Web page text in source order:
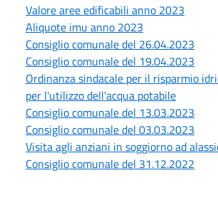
Valore aree edificabili anno 2023
Aliquote imu anno 2023
Consiglio comunale del 26.04.2023
Consiglio comunale del 19.04.2023
Ordinanza sindacale per il risparmio
per l'utilizzo dell'acqua potabile
Consiglio comunale del 13.03.2023
Consiglio comunale del 03.03.2023
Visita agli anziani in soggiorno ad
Consiglio comunale del 31.12.2022